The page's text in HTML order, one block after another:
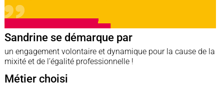
Sandrine se démarque par
un engagement volontaire et dynamique pour la cause de la
mixité et de l’égalité professionnelle !
Métier choisi